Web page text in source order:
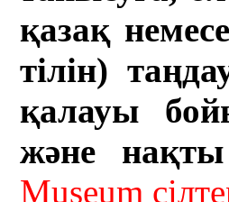
қазақ
тілін)
қалауы
және нақты
Museum